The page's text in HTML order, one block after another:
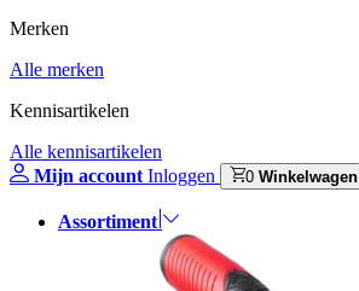
Merken
Alle merken
Kennisartikelen
Alle kennisartikelen
Mijn account Inloggen 0 Winkelwagen
Assortiment